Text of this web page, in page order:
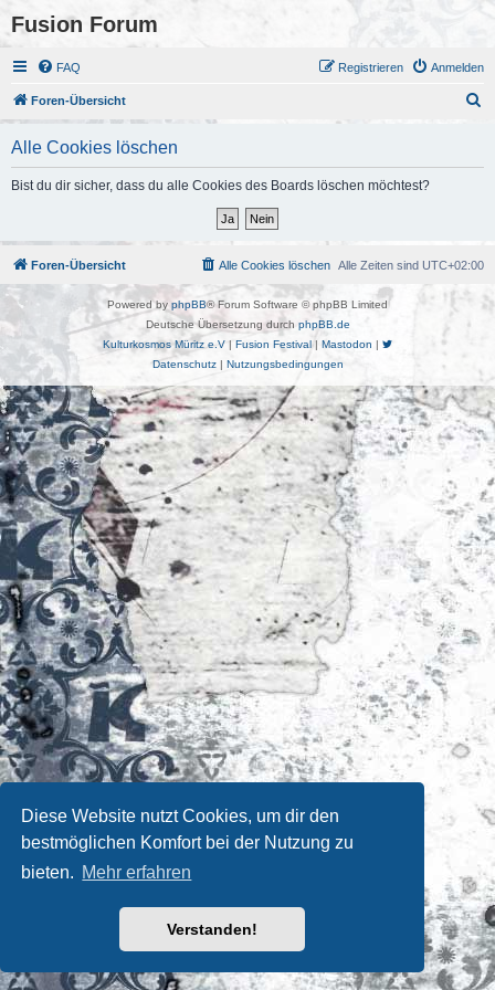
Diese Website nutzt Cookies, um dir den
bestmöglichen Komfort bei der Nutzung zu
bieten. Mehr erfahren
Verstanden!
Fusion Forum
FAQ Anmelden
Registrieren
Foren-Übersicht
Alle Cookies löschen
Bist du dir sicher, dass du alle Cookies des Boards löschen möchtest?
Foren-Übersicht Alle Zeiten sind UTC+02:00
Alle Cookies löschen
Powered by phpBB® Forum Software © phpBB Limited
Deutsche Übersetzung durch phpBB.de
Kulturkosmos Müritz e.V | Fusion Festival| Mastodon |
Datenschutz| Nutzungsbedingungen